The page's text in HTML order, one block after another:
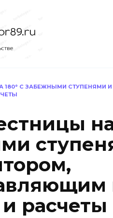
180° С ЗАБЕЖНЫМИ
на
расчеты